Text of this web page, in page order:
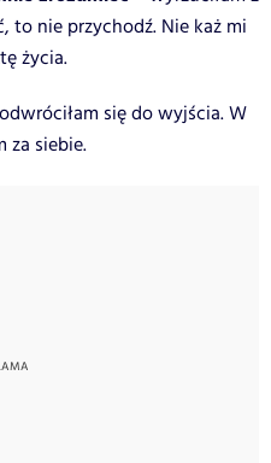
to nie przychodź. Nie każ mi
życia.
się do wyjścia. W
za siebie.